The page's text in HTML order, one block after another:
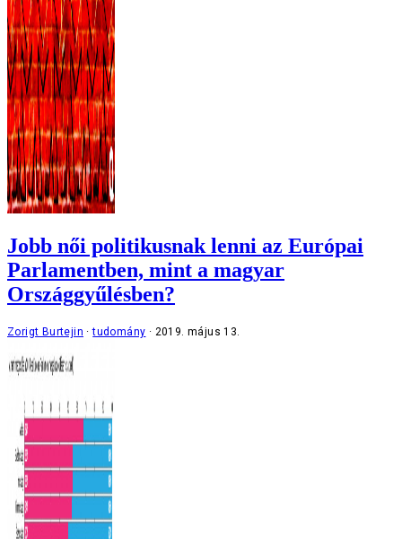
Jobb női politikusnak lenni az Európai
Parlamentben, mint a magyar
Országgyűlésben?
Zorigt Burtejin tudomány 2019. május 13.